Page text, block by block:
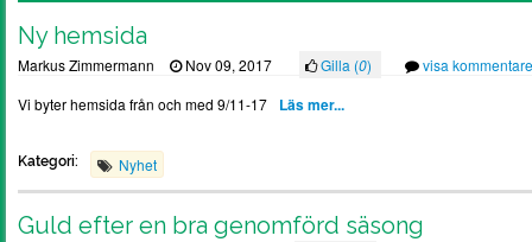
Ny hemsida
Markus Zimmermann Nov 09, 2017 Gilla (0)
visa
Vi byter hemsida från och med 9/11-17
Läs mer...
Kategori: Nyhet
Guld efter en bra genomförd säsong